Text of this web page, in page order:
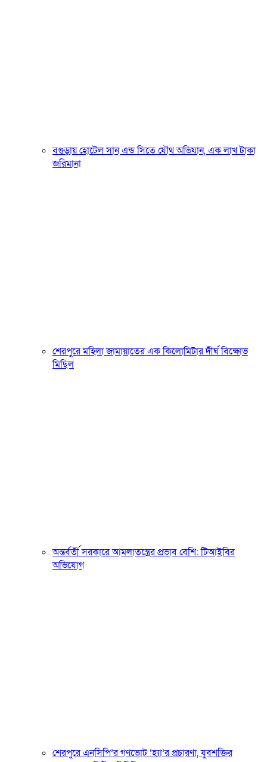
বগুড়ায় হোটেল সান এন্ড সিতে যৌথ অভিযান, এক লাখ টাকা
জরিমানা
শেরপুরে মহিলা জামায়াতের এক কিলোমিটার দীর্ঘ বিক্ষোভ
মিছিল
অন্তর্বর্তী সরকারে আমলাতন্ত্রের প্রভাব বেশি: টিআইবির
অভিযোগ
শেরপুরে এনসিপি’র গণভোট ‘হ্যা’র প্রচারণা, যুবশক্তির